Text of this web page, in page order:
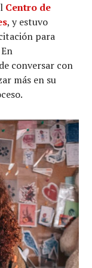
Centro de
, y estuvo
para
conversar con
más en su